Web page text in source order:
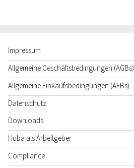
Impressum
Allgemeine Geschäftsbedingungen (AGBs)
Allgemeine Einkaufsbedingungen (AEBs)
Datenschutz
Downloads
Huba als Arbeitgeber
Compliance